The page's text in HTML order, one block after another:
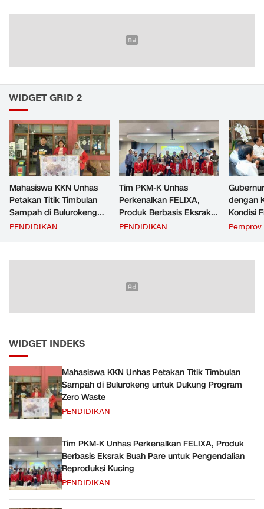
WIDGET GRID 2
Mahasiswa KKN Unhas
Petakan Titik Timbulan
Sampah di Bulurokeng
untuk Dukung Program
PENDIDIKAN
Tim PKM-K Unhas
Perkenalkan FELIXA,
Produk Berbasis Eksrak
Buah Pare untuk
PENDIDIKAN
dengan
Kondisi
Transfer
Pemprov
WIDGET INDEKS
Mahasiswa KKN Unhas Petakan Titik Timbulan
Sampah di Bulurokeng untuk Dukung Program
Zero Waste
PENDIDIKAN
Tim PKM-K Unhas Perkenalkan FELIXA, Produk
Berbasis Eksrak Buah Pare untuk Pengendalian
Reproduksi Kucing
PENDIDIKAN